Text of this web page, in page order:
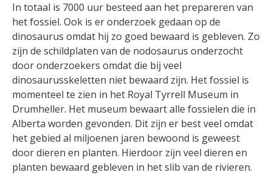
In totaal is 7000 uur besteed aan het prepareren van
het fossiel. Ook is er onderzoek gedaan op de
dinosaurus omdat hij zo goed bewaard is gebleven. Zo
zijn de schildplaten van de nodosaurus onderzocht
door onderzoekers omdat die bij veel
dinosaurusskeletten niet bewaard zijn. Het fossiel is
momenteel te zien in het Royal Tyrrell Museum in
Drumheller. Het museum bewaart alle fossielen die in
Alberta worden gevonden. Dit zijn er best veel omdat
het gebied al miljoenen jaren bewoond is geweest
door dieren en planten. Hierdoor zijn veel dieren en
planten bewaard gebleven in het slib van de rivieren.